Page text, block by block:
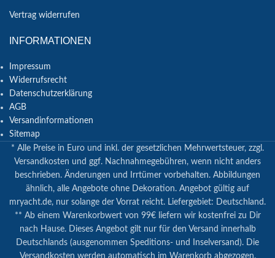
Vertrag widerrufen
INFORMATIONEN
Impressum
Widerrufsrecht
Datenschutzerklärung
AGB
Versandinformationen
Sitemap
* Alle Preise in Euro und inkl. der gesetzlichen Mehrwertsteuer, zzgl.
Versandkosten und ggf. Nachnahmegebühren, wenn nicht anders
beschrieben. Änderungen und Irrtümer vorbehalten. Abbildungen
ähnlich, alle Angebote ohne Dekoration. Angebot gültig auf
mryacht.de, nur solange der Vorrat reicht. Liefergebiet: Deutschland.
** Ab einem Warenkorbwert von 99€ liefern wir kostenfrei zu Dir
nach Hause. Dieses Angebot gilt nur für den Versand innerhalb
Deutschlands (ausgenommen Speditions- und Inselversand). Die